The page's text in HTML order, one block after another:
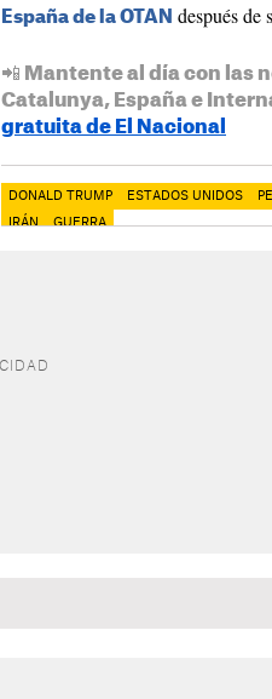
España de la OTAN después de
📲 Mantente al día con las
Catalunya, España e
gratuita de El Nacional
DONALD TRUMP ESTADOS UNIDOS
IRÁN GUERRA